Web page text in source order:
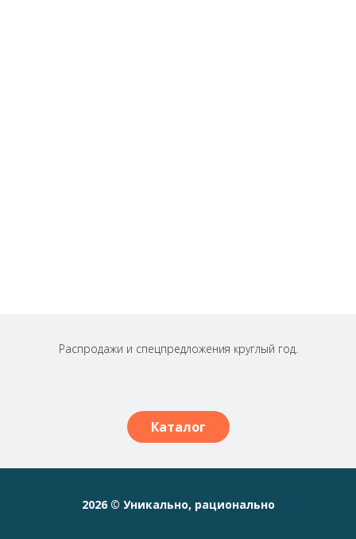
Распродажи и спецпредложения круглый год.
Каталог
2026 © Уникально, рационально